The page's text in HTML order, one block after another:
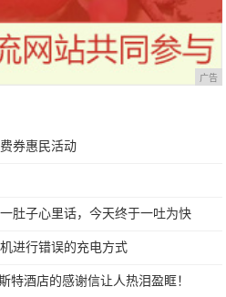
广告
券惠民活动
肚子心里话，今天终于一吐为快
进行错误的充电方式
特酒店的感谢信让人热泪盈眶！